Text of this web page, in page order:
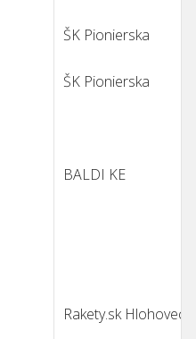
ŠK Pionierska
ŠK Pionierska
BALDI KE
Rakety.sk Hlohovec